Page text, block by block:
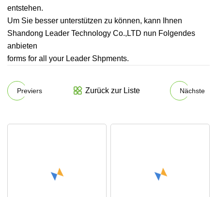
entstehen.
Um Sie besser unterstützen zu können, kann Ihnen
Shandong Leader Technology Co.,LTD nun Folgendes
anbieten
forms for all your Leader Shpments.
Previers Zurück zur Liste Nächste